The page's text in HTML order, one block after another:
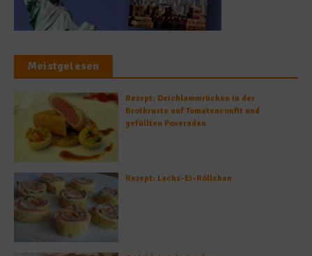
Meistgelesen
Rezept: Deichlammrücken in der
Brotkruste auf Tomatenconfit und
gefüllten Poveraden
Rezept: Lachs-Ei-Röllchen